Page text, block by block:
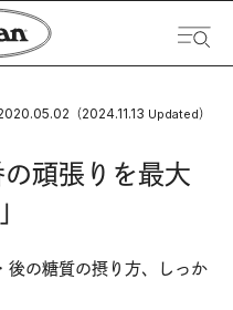
（2024.11.13 Updated）
頑張りを最大
後の糖質の摂り方、しっか